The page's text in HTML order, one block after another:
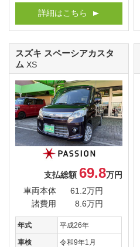
詳細はこちら
スズキ スペーシアカスタ
ム XS
支払総額 69.8万円
車両本体
61.2万円
諸費用
8.6万円
年式 平成26年
車検 令和9年1月